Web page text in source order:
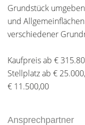
Grundstück
und
verschiedener
Kaufpreis ab €
Stellplatz ab €
€ 11.500,00
Ansprechpartner